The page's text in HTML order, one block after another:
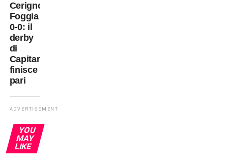
Cerignola-
Foggia
0-0: il
derby
di
Capitanata
finisce
pari
ADVERTISEMENT
YOU
MAY
LIKE